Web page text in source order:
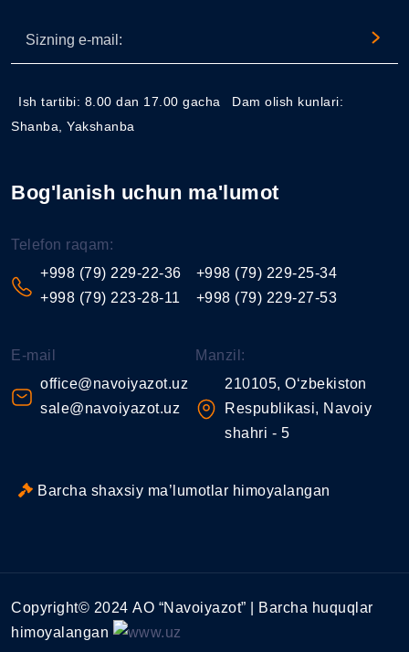
Ish tartibi: 8.00 dan 17.00 gacha
Dam olish kunlari:
Shanba, Yakshanba
Bog'lanish uchun ma'lumot
Telefon raqam:
+998 (79) 229-22-36
+998 (79) 223-28-11
+998 (79) 229-25-34
+998 (79) 229-27-53
E-mail
office@navoiyazot.uz
sale@navoiyazot.uz
Manzil:
210105, O‘zbekiston
Respublikasi, Navoiy
shahri - 5
Barcha shaxsiy ma’lumotlar himoyalangan
Copyright© 2024 АО “Navoiyazot” | Barcha huquqlar
himoyalangan